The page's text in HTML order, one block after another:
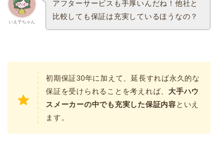
いえ子ちゃん
アフターサービスも手厚いんだね！他社と
比較しても保証は充実しているほうなの？
初期保証30年に加えて、延長すれば永久的な
保証を受けられることを考えれば、 大手ハウ
スメーカーの中でも充実した保証内容といえ
ます。